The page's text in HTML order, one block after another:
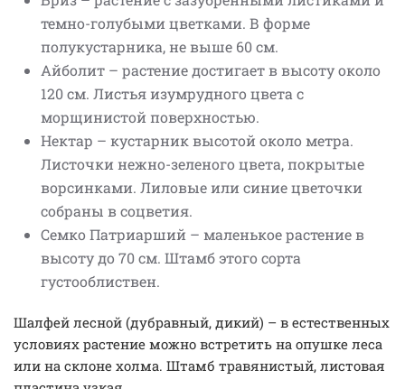
темно-голубыми цветками. В форме
полукустарника, не выше 60 см.
Айболит – растение достигает в высоту около
120 см. Листья изумрудного цвета с
морщинистой поверхностью.
Нектар – кустарник высотой около метра.
Листочки нежно-зеленого цвета, покрытые
ворсинками. Лиловые или синие цветочки
собраны в соцветия.
Семко Патриарший – маленькое растение в
высоту до 70 см. Штамб этого сорта
густооблиствен.
Шалфей лесной (дубравный, дикий) – в естественных
условиях растение можно встретить на опушке леса
или на склоне холма. Штамб травянистый, листовая